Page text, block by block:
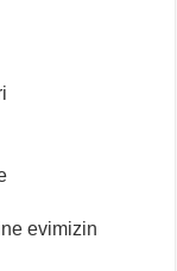
evimizin